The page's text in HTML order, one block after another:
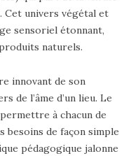
Cet univers végétal et
sensoriel étonnant,
naturels.
innovant de son
de l’âme d’un lieu. Le
à chacun de
besoins de façon simple
pédagogique jalonne